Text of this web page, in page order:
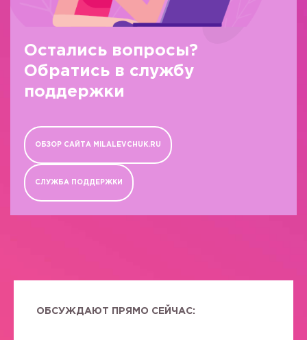
Остались вопросы?
Обратись в службу
поддержки
ОБЗОР САЙТА MILALEVCHUK.RU
СЛУЖБА ПОДДЕРЖКИ
ОБСУЖДАЮТ ПРЯМО СЕЙЧАС: